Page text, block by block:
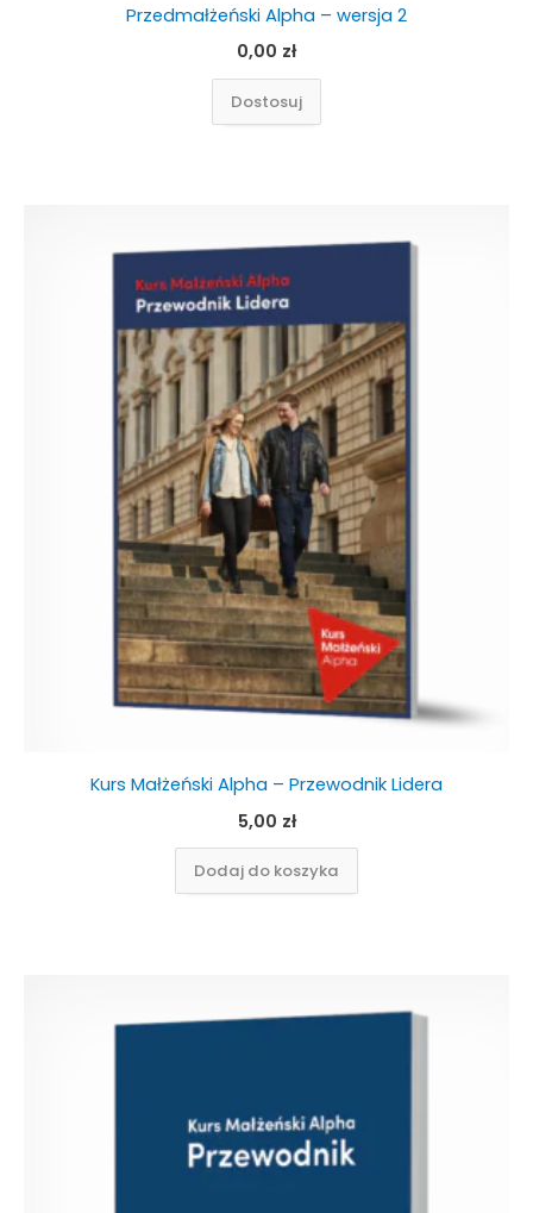
Przedmałżeński Alpha – wersja 2
0,00 zł
Dostosuj
Kurs Małżeński Alpha – Przewodnik Lidera
5,00 zł
Dodaj do koszyka